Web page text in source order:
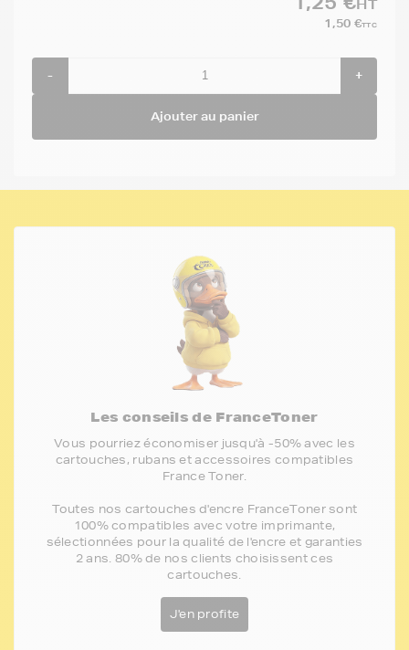
HT
1,50 €TTC
- +
Ajouter au panier
Les conseils de FranceToner
Vous pourriez économiser jusqu'à -50% avec les
cartouches, rubans et accessoires compatibles
France Toner.
Toutes nos cartouches d'encre FranceToner sont
100% compatibles avec votre imprimante,
sélectionnées pour la qualité de l'encre et garanties
2 ans. 80% de nos clients choisissent ces
cartouches.
J'en profite